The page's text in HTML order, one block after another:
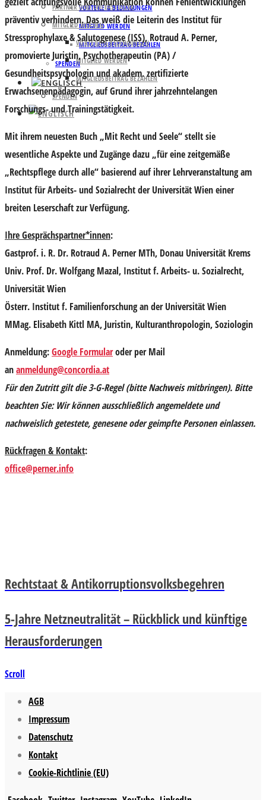
VORTEILE & BEDINGUNGEN
MITGLIED WERDEN
MITGLIEDSBEITRAG BEZAHLEN
SPENDEN
PARTNER UND UNTERSTÜTZER
MITGLIED WERDEN
VORTEILE & BEDINGUNGEN
MITGLIED WERDEN
MITGLIEDSBEITRAG BEZAHLEN
SPENDEN
präventiv verhindern. Das weiß die Leiterin des Institut für
Stressprophylaxe & Salutogenese (ISS),Rotraud A. Perner,
promovierte Juristin, Psychotherapeutin (PA) /
Gesundheitspsychologin und akadem. zertifizierte
Erwachsenenpädagogin, auf Grund ihrer jahrzehntelangen
Forschungs- und Trainingstätigkeit.
Mit ihrem neuesten Buch „Mit Recht und Seele“ stellt sie
wesentliche Aspekte und Zugänge dazu„für eine zeitgemäße
„Rechtspflege durch alle“basierend auf ihrer Lehrveranstaltung am
Institut für Arbeits- und Sozialrecht der Universität Wien einer
breiten Leserschaft zur Verfügung.
Ihre Gesprächspartner*innen:
Gastprof. i. R. Dr. Rotraud A. Perner MTh, Donau Universität Krems
Univ. Prof. Dr. Wolfgang Mazal, Institut f. Arbeits- u. Sozialrecht,
Universität Wien
Österr. Institut f. Familienforschung an der Universität Wien
MMag. Elisabeth Kittl MA, Juristin, Kulturanthropologin, Soziologin
Anmeldung:Google Formularoder per Mail
ananmeldung@concordia.at
Für den Zutritt gilt die 3-G-Regel (bitte Nachweis mitbringen). Bitte
beachten Sie:Wir können ausschließlich angemeldete und
nachweislich getestete, genesene oder geimpfte Personen einlassen.
Rückfragen & Kontakt:
office@perner.info
Rechtstaat & Antikorruptionsvolksbegehren
5-Jahre Netzneutralität – Rückblick und künftige
Herausforderungen
Scroll
AGB
Impressum
Datenschutz
Kontakt
Cookie-Richtlinie (EU)